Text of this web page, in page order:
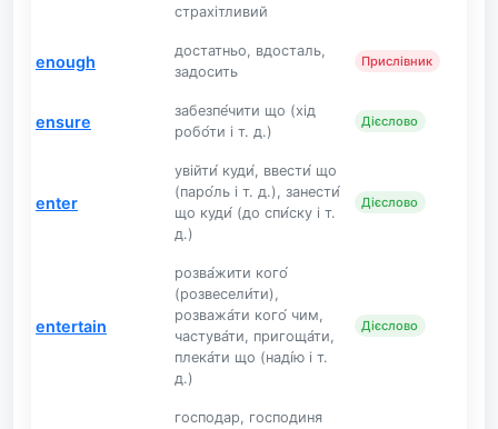
страхітливий
enough
достатньо, вдосталь,
задосить
Прислівник
ensure
забезпе́чити що (хід
робо́ти і т. д.)
Дієслово
enter
увійти́ куди́, ввести́ що
(паро́ль і т. д.), занести́
що куди́ (до спи́ску і т.
д.)
Дієслово
entertain
розва́жити кого́
(розвесели́ти),
розважа́ти кого́ чим,
частува́ти, пригоща́ти,
плека́ти що (наді́ю і т.
д.)
Дієслово
господар, господиня